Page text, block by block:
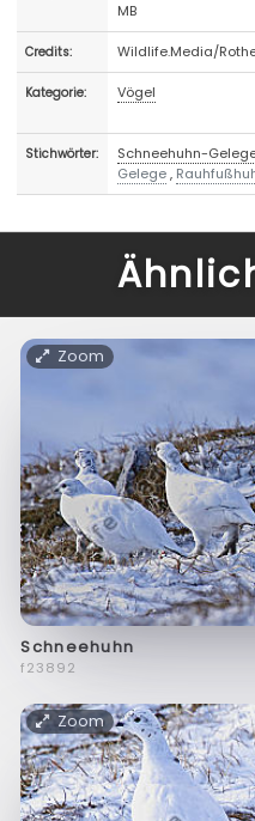
MB
Credits: Wildlife.Media/
Kategorie: Vögel
Stichwörter: Schneehuhn-
Gelege,
Zoom
Schneehuhn
f23892
Zoom